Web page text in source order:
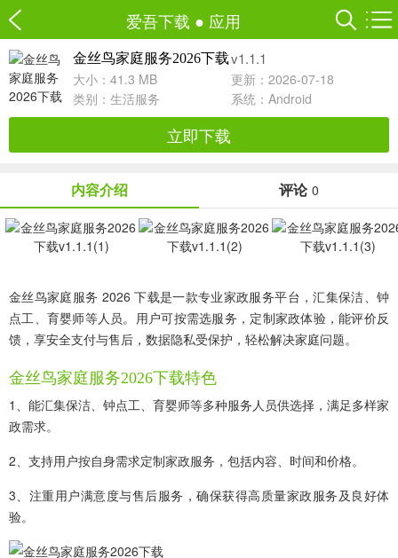
爱吾下载 ● 应用
金丝鸟家庭服务2026下载v1.1.1
大小：41.3 MB
更新：2026-07-18
类别： 生活服务 系统：Android
立即下载
内容介绍 评论 0
金丝鸟家庭服务 2026 下载是一款专业家政服务平台，汇集保洁、钟
点工、育婴师等人员。用户可按需选服务，定制家政体验，能评价反
馈，享安全支付与售后，数据隐私受保护，轻松解决家庭问题。
金丝鸟家庭服务2026下载特色
1、能汇集保洁、钟点工、育婴师等多种服务人员供选择，满足多样家
政需求。
2、支持用户按自身需求定制家政服务，包括内容、时间和价格。
3、注重用户满意度与售后服务，确保获得高质量家政服务及良好体
验。